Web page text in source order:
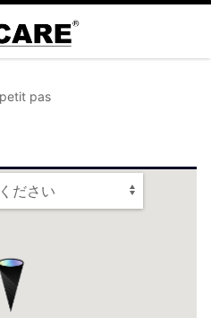
petit pas
ださい